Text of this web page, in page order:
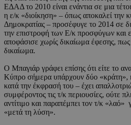
ΕΔΑΔ το 2010 είναι ενάντια σε μια
η ε/κ «διοίκηση» – όπως αποκαλεί την
Δημοκρατίας – προσέφυγε το 2014 σε
την επιστροφή των Ε/κ προσφύγων και
αποφάσισε χωρίς δικαίωμα έφεσης, πως
δικαίωμα.
Ο Μπαγιάρ γράφει επίσης ότι είτε το
Κύπρο σήμερα υπάρχουν δύο «κράτη»,
κατά την έκφρασή του – έχει
συμφέροντος τις τ/κ περιουσίες, ούτε
αντίτιμο και παραπέμπει τον τ/κ «λαό»
«μετά τη λύση».